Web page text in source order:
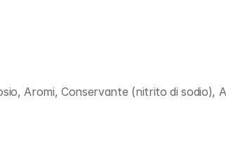
Aromi, Conservante (nitrito di sodio),